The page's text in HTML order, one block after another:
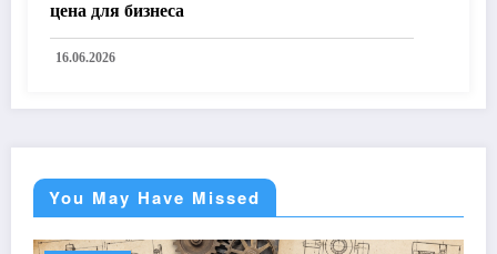
цена для бизнеса
16.06.2026
You May Have Missed